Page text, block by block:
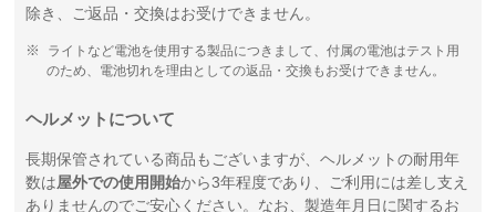
除き、ご返品・交換はお受けできません。
ライトなど電池を使用する製品につきまして、付属の電池はテスト用
のため、電池切れを理由としての返品・交換もお受けできません。
ヘルメットについて
長期保管されている商品もございますが、ヘルメットの耐用年
数は屋外での使用開始から3年程度であり、ご利用には差し支え
ありませんのでご安心ください。なお、製造年月日に関するお